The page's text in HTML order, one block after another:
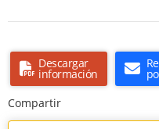
Descargar
información
Compartir